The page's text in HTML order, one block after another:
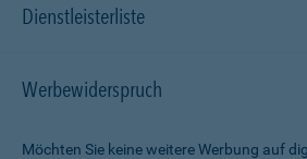
Dienstleisterliste
Werbewiderspruch
Möchten Sie keine weitere Werbung auf